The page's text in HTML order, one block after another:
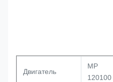
Двигатель
MP
120100